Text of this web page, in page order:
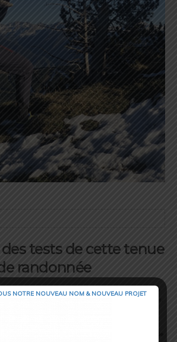
tests de cette tenue
randonnée
reçu les produits maintenant. L’automne est déjà là. Me
NOTRE NOUVEAU NOM & NOUVEAU PROJET